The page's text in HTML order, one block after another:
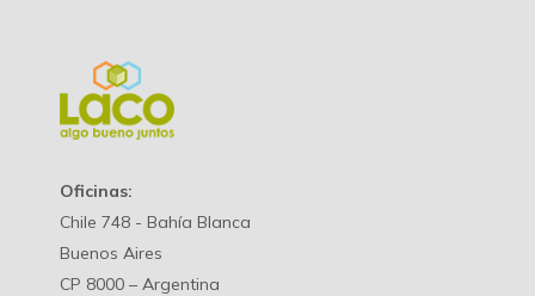
Oficinas:
Chile 748 - Bahía Blanca
Buenos Aires
CP 8000 – Argentina